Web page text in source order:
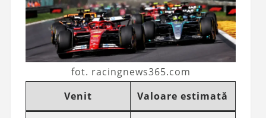
fot. racingnews365.com
Venit
Valoare estimată